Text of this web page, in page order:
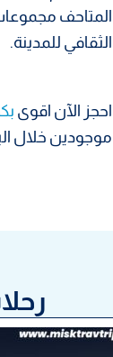
المتاحف
الثقافي للمدينة.
احجز الآن اقوى
موجودين خلال